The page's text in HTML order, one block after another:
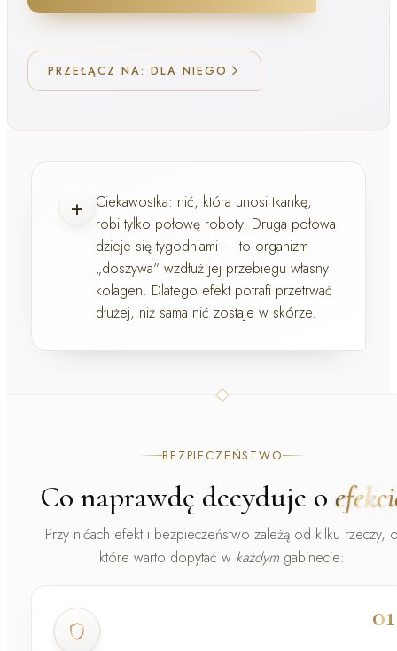
PRZEŁĄCZ NA: DLA NIEGO
+ Ciekawostka: nić, która unosi tkankę,
robi tylko połowę roboty. Druga połowa
dzieje się tygodniami — to organizm
„doszywa" wzdłuż jej przebiegu własny
kolagen. Dlatego efekt potrafi przetrwać
dłużej, niż sama nić zostaje w skórze.
BEZPIECZEŃSTWO
Co naprawdę decyduje o
Przy nićach efekt i bezpieczeństwo zależą od kilku rzeczy,
które warto dopytać w każdym gabinecie:
01